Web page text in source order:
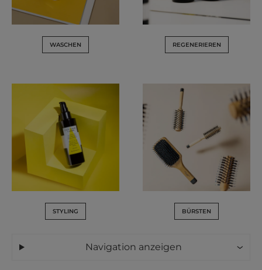
WASCHEN REGENERIEREN
STYLING BÜRSTEN
Navigation anzeigen